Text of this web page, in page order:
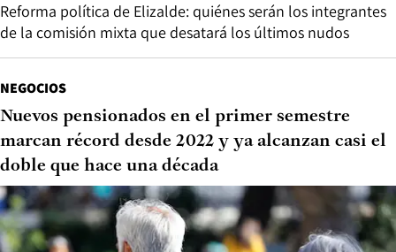
Reforma política de Elizalde: quiénes serán los integrantes
de la comisión mixta que desatará los últimos nudos
NEGOCIOS
Nuevos pensionados en el primer semestre
marcan récord desde 2022 y ya alcanzan casi el
doble que hace una década